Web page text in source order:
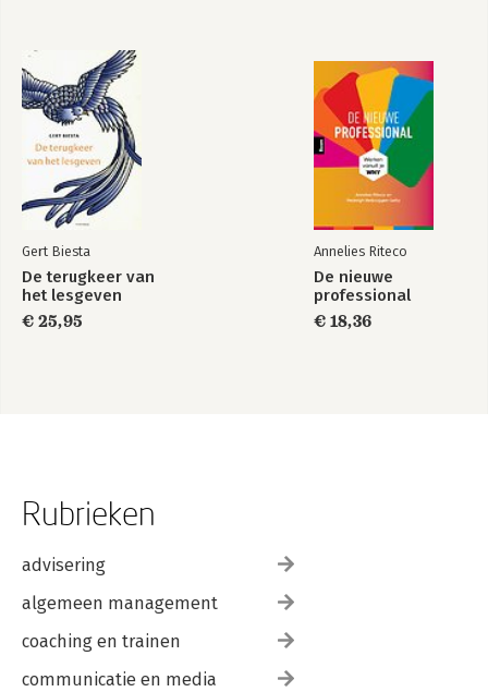
Gert Biesta
De terugkeer van
het lesgeven
€ 25,95
Annelies Riteco
De nieuwe
professional
€ 18,36
Rubrieken
advisering
algemeen management
coaching en trainen
communicatie en media